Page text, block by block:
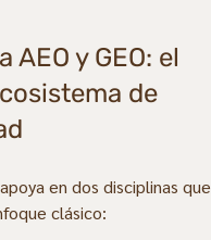
AEO y GEO: el
de
en dos disciplinas que
clásico: